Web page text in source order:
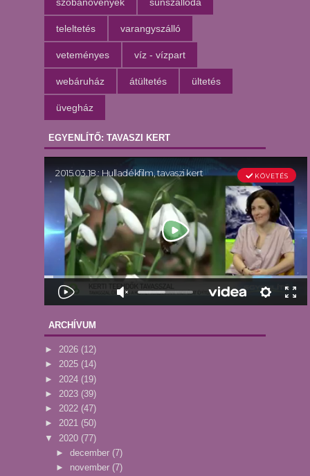
teleltetés varangyszálló
veteményes víz - vízpart
webáruház átültetés ültetés
üvegház
EGYENLÍTŐ: TAVASZI KERT
ARCHÍVUM
► 2026 (12)
► 2025 (14)
► 2024 (19)
► 2023 (39)
► 2022 (47)
► 2021 (50)
▼ 2020 (77)
► december (7)
► november (7)